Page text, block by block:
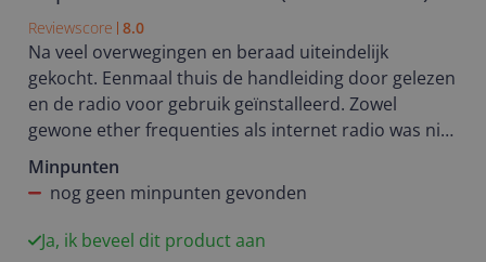
Reviewscore 8.0
Na veel overwegingen en beraad uiteindelijk
gekocht. Eenmaal thuis de handleiding door gelezen
en de radio voor gebruik geïnstalleerd. Zowel
gewone ether frequenties als internet radio was niet
moeilijk geïnstalleerd te krijgen. Verder heeft de
radio een duidelijk menu waarmee men makkelijk
vooruit komt. Voor zover deze tot nu toe is
ingesteld, doet het precies wat ik ervan verlangde en
Minpunten
nog geen minpunten gevonden
Ja, ik beveel dit product aan